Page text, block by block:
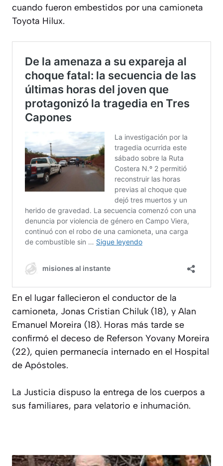
cuando fueron embestidos por una camioneta
Toyota Hilux.
En el lugar fallecieron el conductor de la
camioneta, Jonas Cristian Chiluk (18), y Alan
Emanuel Moreira (18). Horas más tarde se
confirmó el deceso de Referson Yovany Moreira
(22), quien permanecía internado en el Hospital
de Apóstoles.
La Justicia dispuso la entrega de los cuerpos a
sus familiares, para velatorio e inhumación.